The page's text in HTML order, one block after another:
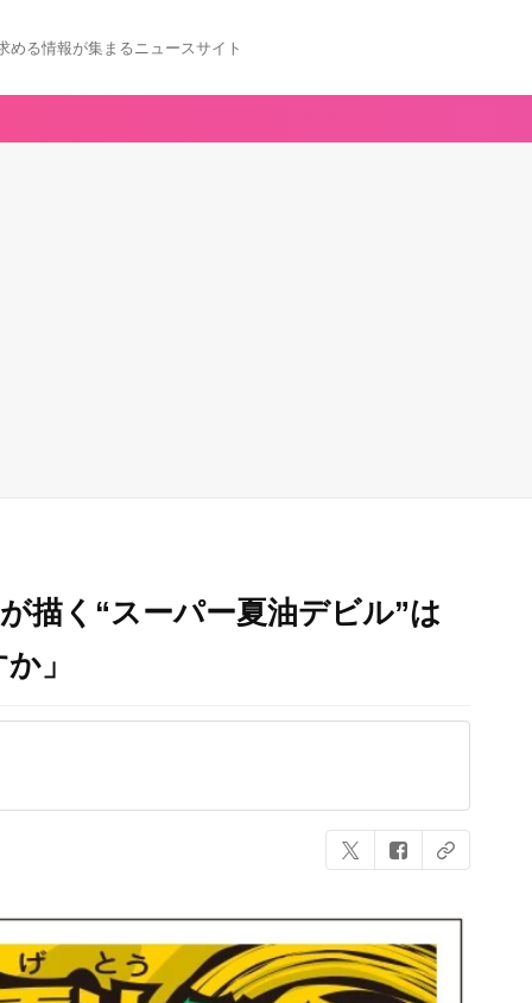
める情報が集まるニュースサイト
描く“スーパー夏油デビル”は
」